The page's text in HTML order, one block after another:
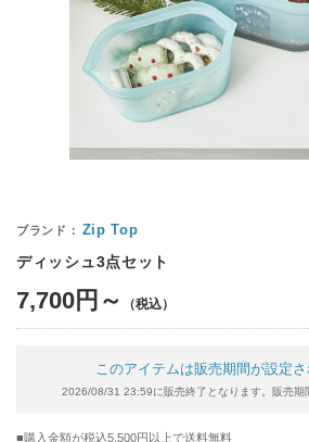
Zip Top
ディッシュ3点セット
7,700円～
このアイテムは販売期間が設定さ
2026/08/31 23:59に販売終了となります。販売期
購入金額が税込5,500円以上で送料無料